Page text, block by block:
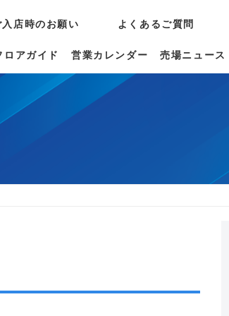
ロアガイド 営業カレンダー 売場ニュース
入店時のお願い よくあるご質問